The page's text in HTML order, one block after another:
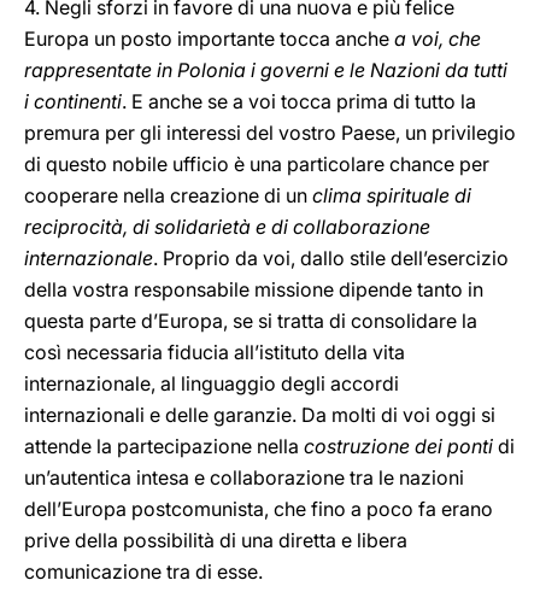
4. Negli sforzi in favore di una nuova e più felice
Europa un posto importante tocca anche a voi, che
rappresentate in Polonia i governi e le Nazioni da tutti
i continenti. E anche se a voi tocca prima di tutto la
premura per gli interessi del vostro Paese, un privilegio
di questo nobile ufficio è una particolare chance per
cooperare nella creazione di un clima spirituale di
reciprocità, di solidarietà e di collaborazione
internazionale. Proprio da voi, dallo stile dell’esercizio
della vostra responsabile missione dipende tanto in
questa parte d’Europa, se si tratta di consolidare la
così necessaria fiducia all’istituto della vita
internazionale, al linguaggio degli accordi
internazionali e delle garanzie. Da molti di voi oggi si
attende la partecipazione nella costruzione dei ponti di
un’autentica intesa e collaborazione tra le nazioni
dell’Europa postcomunista, che fino a poco fa erano
prive della possibilità di una diretta e libera
comunicazione tra di esse.